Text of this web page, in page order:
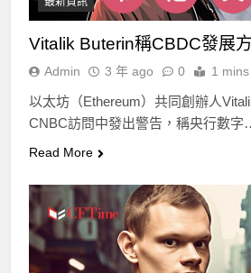
Vitalik Buterin稱CBDC發展
Admin 3 年 ago 0 1 mins
以太坊（Ethereum）共同創辦人
CNBC訪問中發出警告，稱央行數字
Read More